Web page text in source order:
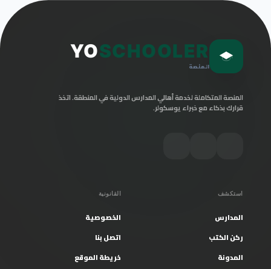
YOSCHOOLER
المنصة
المنصة المتكاملة لخدمة أهالي المدارس الدولية في المنطقة. اتخذ
قرارك بذكاء مع خبراء يوسكولر.
استكشف
المدارس
ركن الكتب
المدونة
القانونية
الخصوصية
اتصل بنا
خريطة الموقع